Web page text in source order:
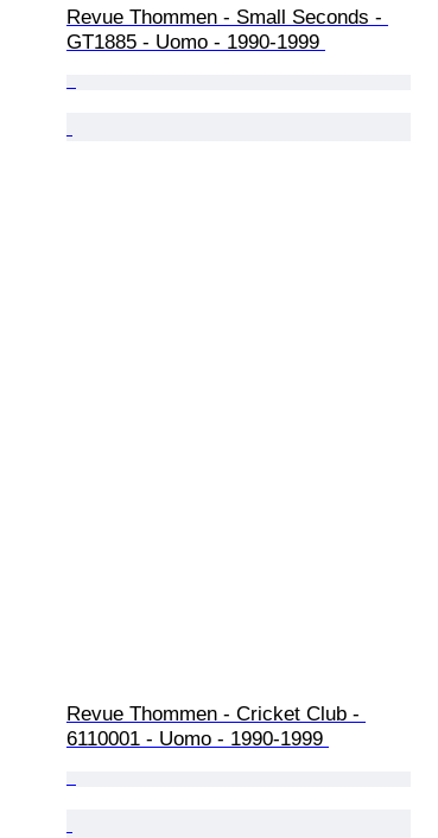
Revue Thommen - Small Seconds -
GT1885 - Uomo - 1990-1999
Revue Thommen - Cricket Club -
6110001 - Uomo - 1990-1999